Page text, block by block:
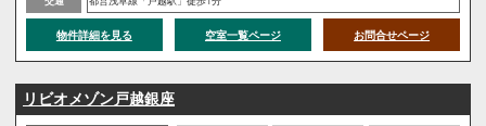
物件詳細を見る 空室一覧ページ お問合せページ
リビオメゾン戸越銀座